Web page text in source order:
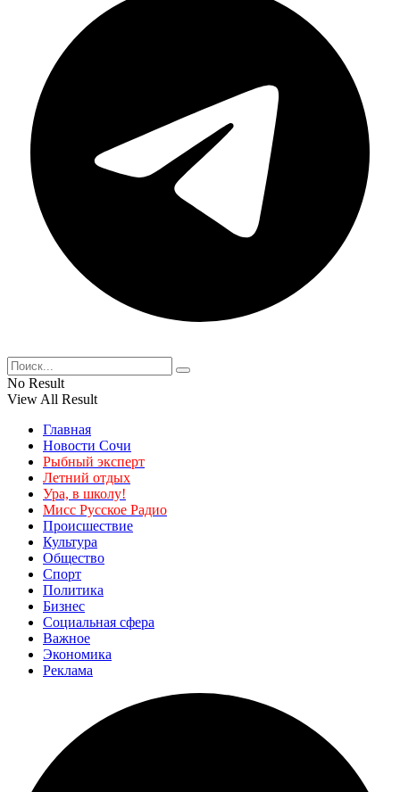
No Result
View All Result
Главная
Новости Сочи
Рыбный эксперт
Летний отдых
Ура, в школу!
Мисс Русское Радио
Происшествие
Культура
Общество
Спорт
Политика
Бизнес
Социальная сфера
Важное
Экономика
Реклама